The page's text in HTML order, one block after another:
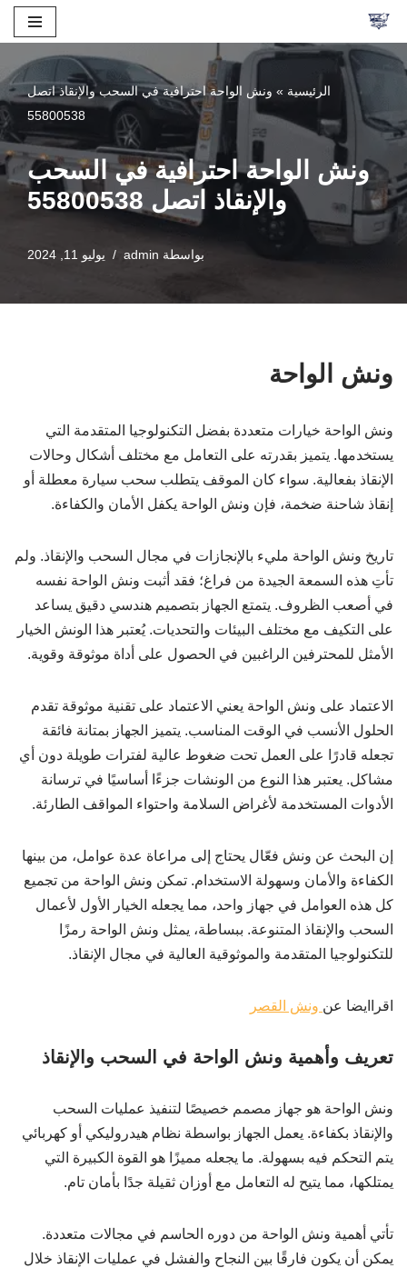
تخطى
المحتوى
الرئيسية » ونش الواحة احترافية في السحب والإنقاذ اتصل
55800538
ونش الواحة احترافية في السحب
والإنقاذ اتصل 55800538
بواسطة admin يوليو 11, 2024
ونش الواحة
ونش الواحة خيارات متعددة بفضل التكنولوجيا المتقدمة التي
يستخدمها. يتميز بقدرته على التعامل مع مختلف أشكال وحالات
الإنقاذ بفعالية. سواء كان الموقف يتطلب سحب سيارة معطلة أو
إنقاذ شاحنة ضخمة، فإن ونش الواحة يكفل الأمان والكفاءة.
تاريخ ونش الواحة مليء بالإنجازات في مجال السحب والإنقاذ. ولم
تأتِ هذه السمعة الجيدة من فراغ؛ فقد أثبت ونش الواحة نفسه
في أصعب الظروف. يتمتع الجهاز بتصميم هندسي دقيق يساعد
على التكيف مع مختلف البيئات والتحديات. يُعتبر هذا الونش الخيار
الأمثل للمحترفين الراغبين في الحصول على أداة موثوقة وقوية.
الاعتماد على ونش الواحة يعني الاعتماد على تقنية موثوقة تقدم
الحلول الأنسب في الوقت المناسب. يتميز الجهاز بمتانة فائقة
تجعله قادرًا على العمل تحت ضغوط عالية لفترات طويلة دون أي
مشاكل. يعتبر هذا النوع من الونشات جزءًا أساسيًا في ترسانة
الأدوات المستخدمة لأغراض السلامة واحتواء المواقف الطارئة.
إن البحث عن ونش فعّال يحتاج إلى مراعاة عدة عوامل، من بينها
الكفاءة والأمان وسهولة الاستخدام. تمكن ونش الواحة من تجميع
كل هذه العوامل في جهاز واحد، مما يجعله الخيار الأول لأعمال
السحب والإنقاذ المتنوعة. ببساطة، يمثل ونش الواحة رمزًا
للتكنولوجيا المتقدمة والموثوقية العالية في مجال الإنقاذ.
اقراايضا عن ونش القصر
تعريف وأهمية ونش الواحة في السحب والإنقاذ
ونش الواحة هو جهاز مصمم خصيصًا لتنفيذ عمليات السحب
والإنقاذ بكفاءة. يعمل الجهاز بواسطة نظام هيدروليكي أو كهربائي
يتم التحكم فيه بسهولة. ما يجعله مميزًا هو القوة الكبيرة التي
يمتلكها، مما يتيح له التعامل مع أوزان ثقيلة جدًا بأمان تام.
تأتي أهمية ونش الواحة من دوره الحاسم في مجالات متعددة.
يمكن أن يكون فارقًا بين النجاح والفشل في عمليات الإنقاذ خلال